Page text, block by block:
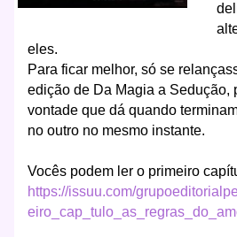
eles.
Para ficar melhor, só se
edição de Da Magia a Sedução,
vontade que dá quando
no outro no mesmo instante.
Vocês podem ler o primeiro
https://issuu.com/